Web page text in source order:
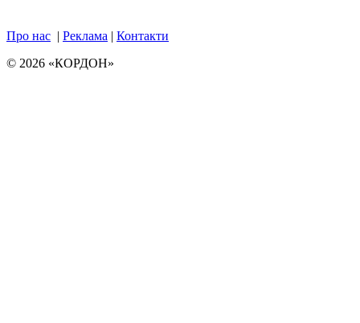
Про нас | Реклама | Контакти
© 2026 «КОРДОН»